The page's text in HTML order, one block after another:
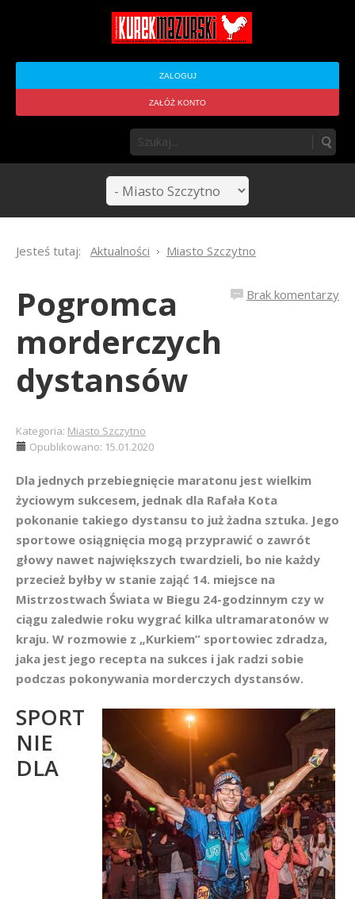
ZALOGUJ
ZAŁÓŻ KONTO
Jesteś tutaj: Aktualności Miasto Szczytno
Brak komentarzy
Pogromca
morderczych
dystansów
Kategoria: Miasto Szczytno
Opublikowano: 15.01.2020
Dla jednych przebiegnięcie maratonu jest wielkim
życiowym sukcesem, jednak dla Rafała Kota
pokonanie takiego dystansu to już żadna sztuka. Jego
sportowe osiągnięcia mogą przyprawić o zawrót
głowy nawet największych twardzieli, bo nie każdy
przecież byłby w stanie zająć 14. miejsce na
Mistrzostwach Świata w Biegu 24-godzinnym czy w
ciągu zaledwie roku wygrać kilka ultramaratonów w
kraju. W rozmowie z „Kurkiem” sportowiec zdradza,
jaka jest jego recepta na sukces i jak radzi sobie
podczas pokonywania morderczych dystansów.
SPORT
NIE
DLA